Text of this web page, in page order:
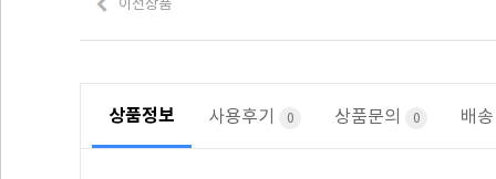
이전상품
상품정보 사용후기 0 상품문의 0 배송